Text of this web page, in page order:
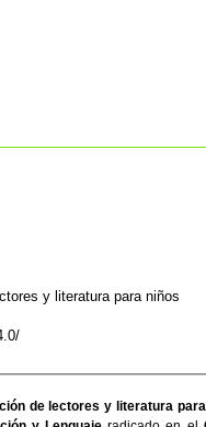
y literatura para niños
de lectores y literatura